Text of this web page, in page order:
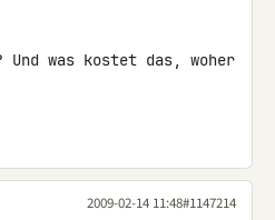
Und was kostet das, woher
2009-02-14 11:48#1147214